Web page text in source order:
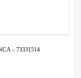
– 73331514